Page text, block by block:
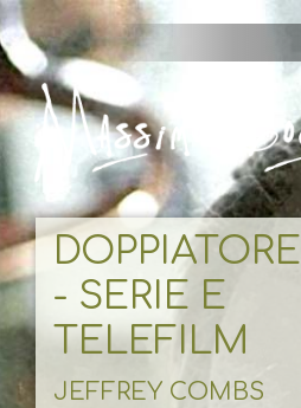
DOPPIATORE
- SERIE E
TELEFILM
JEFFREY COMBS